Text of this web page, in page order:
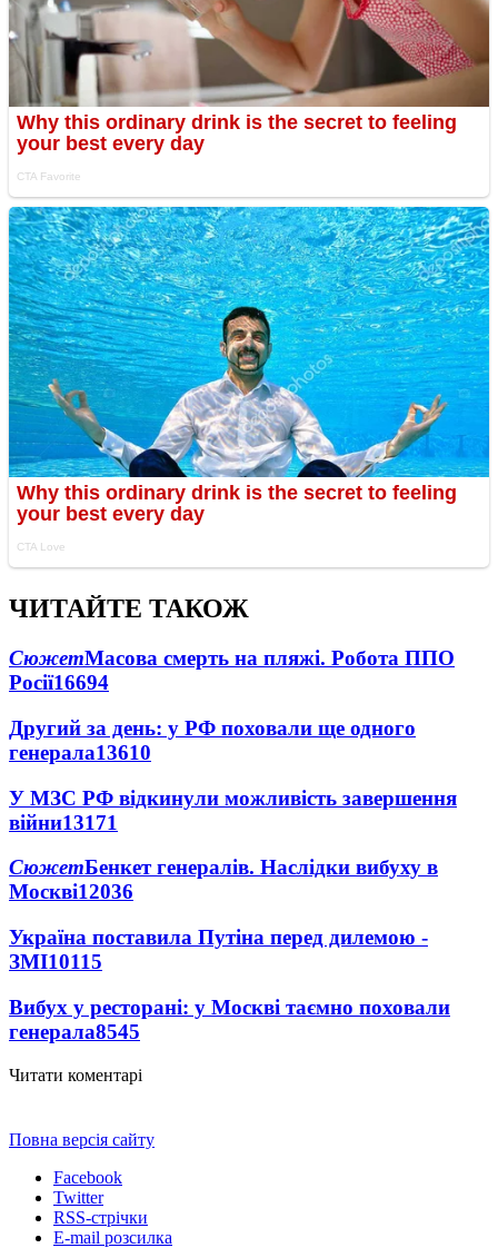
ЧИТАЙТЕ ТАКОЖ
СюжетМасова смерть на пляжі. Робота ППО
Росії16694
Другий за день: у РФ поховали ще одного
генерала13610
У МЗС РФ відкинули можливість завершення
війни13171
СюжетБенкет генералів. Наслідки вибуху в
Москві12036
Україна поставила Путіна перед дилемою -
ЗМІ10115
Вибух у ресторані: у Москві таємно поховали
генерала8545
Читати коментарі
Повна версія сайту
Facebook
Twitter
RSS-стрічки
E-mail розсилка